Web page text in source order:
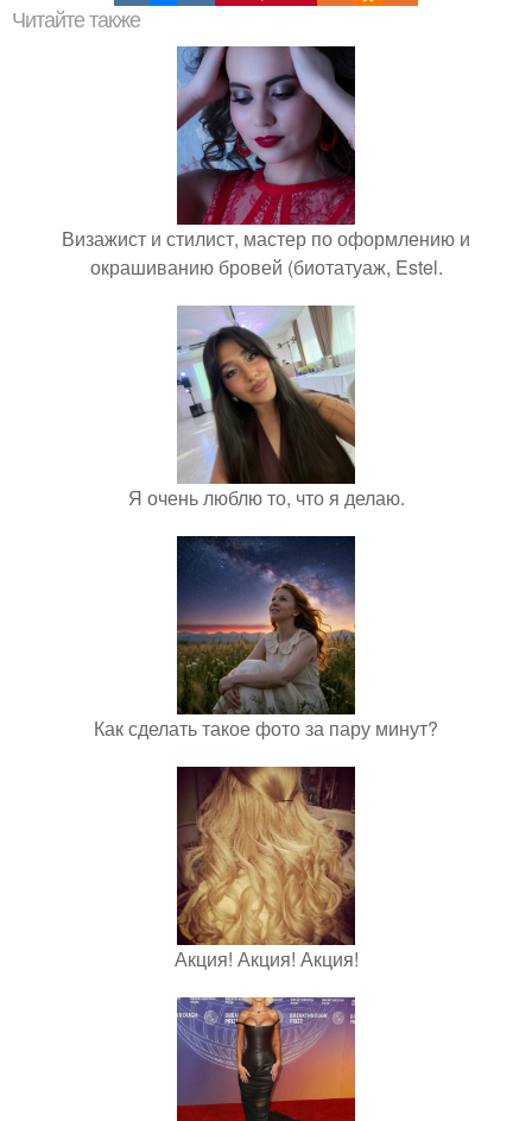
Читайте также
Визажист и стилист, мастер по оформлению и
окрашиванию бровей (биотатуаж, Estel.
Я очень люблю то, что я делаю.
Как сделать такое фото за пару минут?
Акция! Акция! Акция!